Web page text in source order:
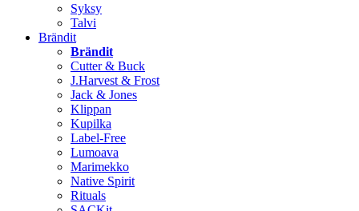
Syksy
Talvi
Brändit
Brändit
Cutter & Buck
J.Harvest & Frost
Jack & Jones
Klippan
Kupilka
Label-Free
Lumoava
Marimekko
Native Spirit
Rituals